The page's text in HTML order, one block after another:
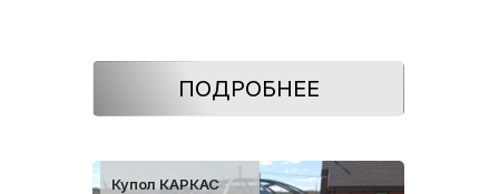
ПОДРОБНЕЕ
Купол КАРКАС